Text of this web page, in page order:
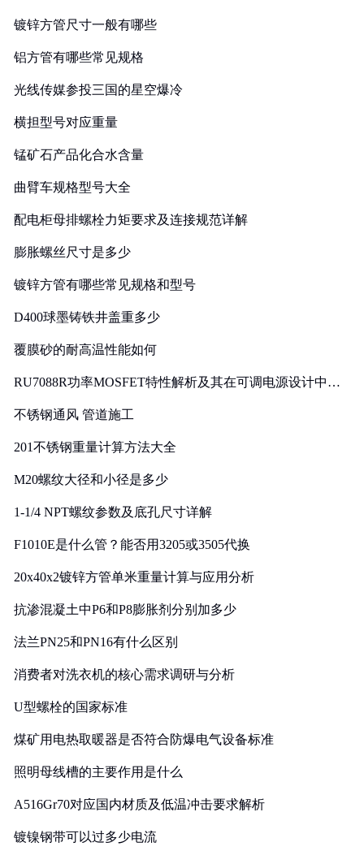
镀锌方管尺寸一般有哪些
铝方管有哪些常见规格
光线传媒参投三国的星空爆冷
横担型号对应重量
锰矿石产品化合水含量
曲臂车规格型号大全
配电柜母排螺栓力矩要求及连接规范详解
膨胀螺丝尺寸是多少
镀锌方管有哪些常见规格和型号
D400球墨铸铁井盖重多少
覆膜砂的耐高温性能如何
RU7088R功率MOSFET特性解析及其在可调电源设计中的
不锈钢通风 管道施工
201不锈钢重量计算方法大全
M20螺纹大径和小径是多少
1-1/4 NPT螺纹参数及底孔尺寸详解
F1010E是什么管？能否用3205或3505代换
20x40x2镀锌方管单米重量计算与应用分析
抗渗混凝土中P6和P8膨胀剂分别加多少
法兰PN25和PN16有什么区别
消费者对洗衣机的核心需求调研与分析
U型螺栓的国家标准
煤矿用电热取暖器是否符合防爆电气设备标准
照明母线槽的主要作用是什么
A516Gr70对应国内材质及低温冲击要求解析
镀镍钢带可以过多少电流